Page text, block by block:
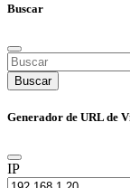
Buscar
Buscar
Generador de URL de
IP